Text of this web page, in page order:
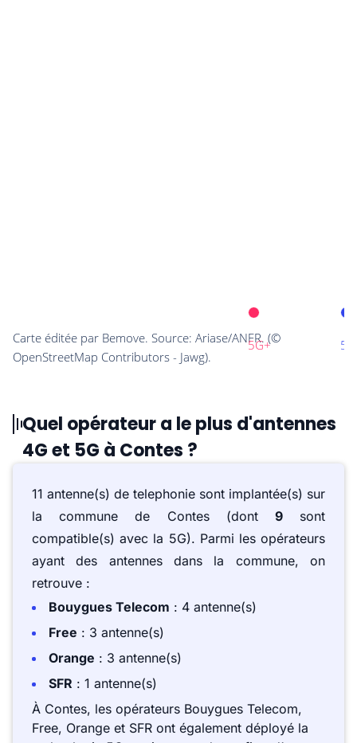
Quel opérateur a le plus d'antennes
4G et 5G à Contes ?
11 antenne(s) de telephonie sont implantée(s) sur
la commune de Contes (dont 9sont
compatible(s) avec la 5G). Parmi les opérateurs
ayant des antennes dans la commune, on
retrouve :
Bouygues Telecom : 4 antenne(s)
Free : 3 antenne(s)
Orange : 3 antenne(s)
SFR : 1 antenne(s)
À Contes, les opérateurs Bouygues Telecom,
Free, Orange et SFR ont également déployé la